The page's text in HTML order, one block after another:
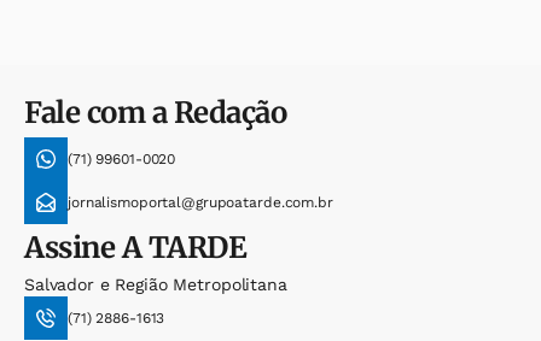
Fale com a Redação
(71) 99601-0020
jornalismoportal@grupoatarde.com.br
AssineA TARDE
Salvador e Região Metropolitana
(71) 2886-1613